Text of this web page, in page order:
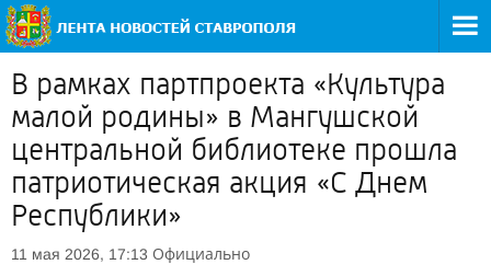
В рамках партпроекта «Культура
малой родины» в Мангушской
центральной библиотеке прошла
патриотическая акция «С Днем
Республики»
11 мая 2026, 17:13 Официально